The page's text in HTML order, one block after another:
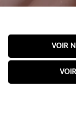
VOIR